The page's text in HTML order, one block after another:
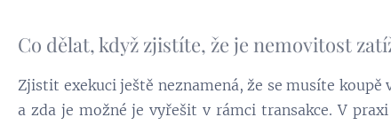
Co dělat, když zjistíte, že je nemovitost
Zjistit exekuci ještě neznamená, že se musíte
a zda je možné je vyřešit v rámci transakce. V